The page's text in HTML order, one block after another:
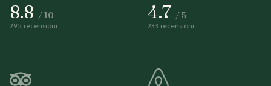
8.8 /10
295 recensioni
4.7 / 5
233 recensioni